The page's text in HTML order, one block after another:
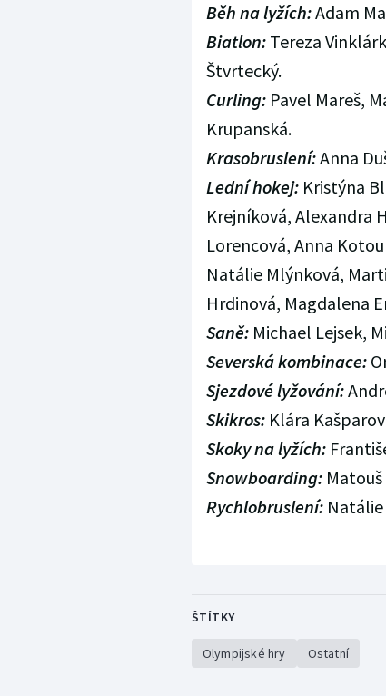
Běh na lyžích:Adam
Biatlon:Tereza
Štvrtecký.
Curling:Pavel Mareš,
Krupanská.
Krasobruslení:Anna
Lední hokej:Kristýna
Krejníková, Alexandra
Lorencová, Anna
Natálie Mlýnková,
Hrdinová, Magdalena
Saně:Michael Lejsek,
Severská kombinace:
Sjezdové lyžování:
Skikros:Klára
Skoky na lyžích:
Snowboarding:Matouš
Rychlobruslení:Natálie
ŠTÍTKY
Olympijské hry Ostatní